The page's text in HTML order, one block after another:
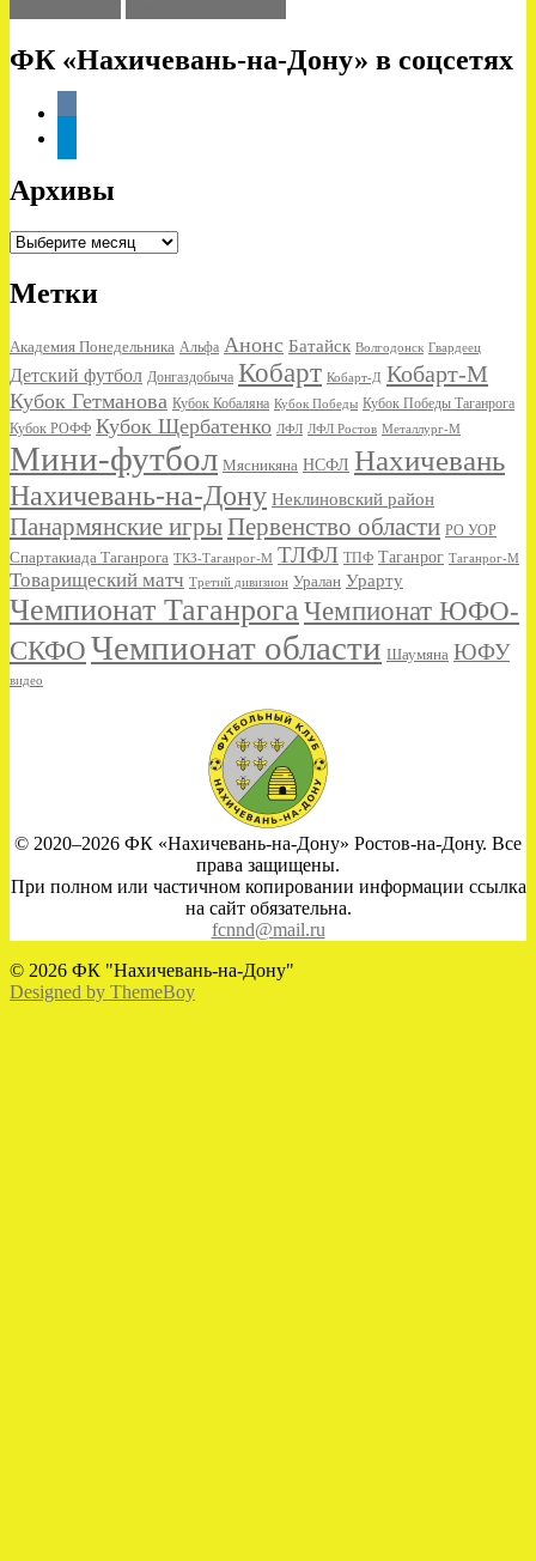
ФК «Нахичевань-на-Дону» в соцсетях
Архивы
Архивы
Метки
Академия Понедельника Альфа Анонс Батайск Волгодонск Гвардеец
Детский футбол Донгаздобыча Кобарт Кобарт-Д Кобарт-М
Кубок Гетманова Кубок Кобаляна Кубок Победы Кубок Победы Таганрога
Кубок РОФФ Кубок Щербатенко ЛФЛ ЛФЛ Ростов Металлург-М
Мини-футбол Мясникяна НСФЛ Нахичевань
Нахичевань-на-Дону Неклиновский район
Панармянские игрыПервенство области РО УОР
Спартакиада Таганрога ТКЗ-Таганрог-М ТЛФЛ ТПФ Таганрог Таганрог-М
Товарищеский матч Третий дивизион Уралан Урарту
Чемпионат ТаганрогаЧемпионат ЮФО-
СКФОЧемпионат области Шаумяна ЮФУ
видео
© 2020–2026 ФК «Нахичевань-на-Дону» Ростов-на-Дону. Все
права защищены.
При полном или частичном копировании информации ссылка
на сайт обязательна.
fcnnd@mail.ru
© 2026 ФК "Нахичевань-на-Дону"
Designed by ThemeBoy